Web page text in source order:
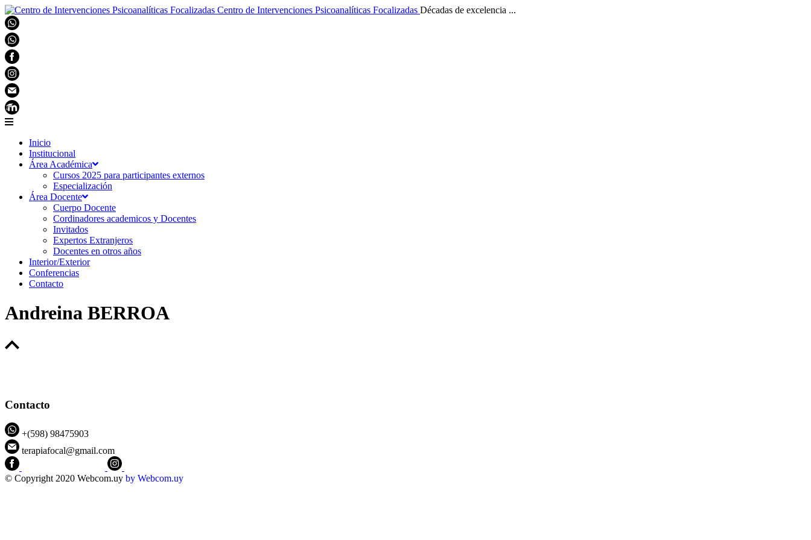
Centro de Intervenciones Psicoanalíticas Focalizadas Décadas de excelencia ...
Inicio
Institucional
Área Académica
Cursos 2025 para participantes externos
Especialización
Área Docente
Cuerpo Docente
Cordinadores academicos y Docentes
Invitados
Expertos Extranjeros
Docentes en otros años
Interior/Exterior
Conferencias
Contacto
Andreina BERROA
Contacto
+(598) 98475903
terapiafocal@gmail.com
© Copyright 2020 Webcom.uy by Webcom.uy